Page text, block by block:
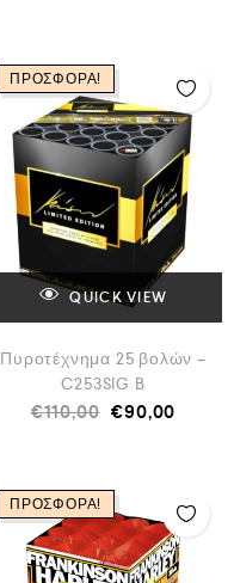
ΠΡΟΣΦΟΡΆ!
QUICK VIEW
Πυροτέχνημα 25 βολών –
C253SIG B
€110,00 €90,00
ΠΡΟΣΦΟΡΆ!